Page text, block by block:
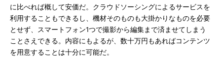
に比べれば概して安価だ。クラウドソーシングによるサービスを
利用することもできるし、機材そのものも大掛かりなものを必要
とせず、スマートフォン1つで撮影から編集まで済ませてしまう
ことさえできる。内容にもよるが、数十万円もあればコンテンツ
を用意することは十分に可能だ。